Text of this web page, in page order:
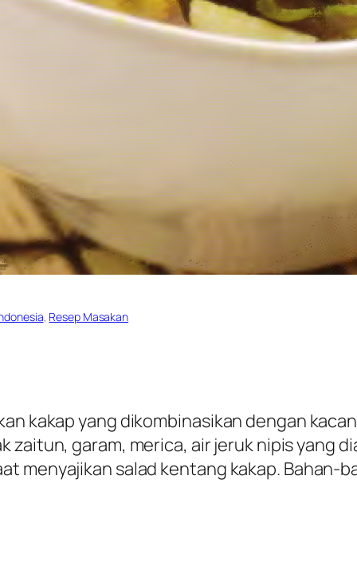
, Resep Masakan
kakap yang dikombinasikan dengan
garam, merica, air jeruk nipis yang
menyajikan salad kentang kakap. Bahan-